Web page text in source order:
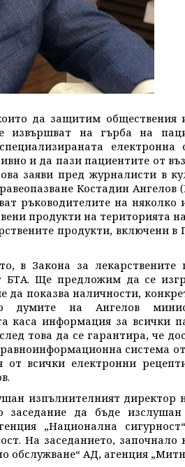
да защитим обществения
извършват на гърба на
електронна
и да пази пациентите от
заяви пред журналисти в
Костадин Ангелов
ръководителите на няколко
продукти на територията
продукти, включени в
в Закона за лекарствените
БТА. Ще предложим да се
да показва наличности,
думите на Ангелов
каса информация за всички
това да се гарантира, че
система
всички електронни
изпълнителният директор
да бъде изслушан
„Национална
На заседанието, започнало
обслужване“ АД, агенция